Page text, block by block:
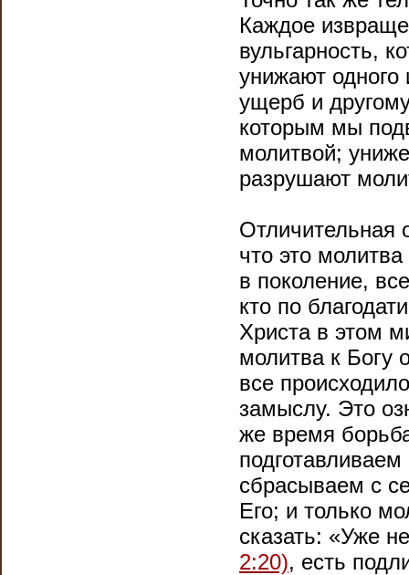
Каждое
вульгарность,
унижают одного
ущерб и
которым мы
молитвой;
разрушают
Отличительная
что это
в поколение,
кто по
Христа в этом
молитва к Богу
все
замыслу. Это
же время
сбрасываем с
Его; и только
сказать: «Уже
2:20), есть